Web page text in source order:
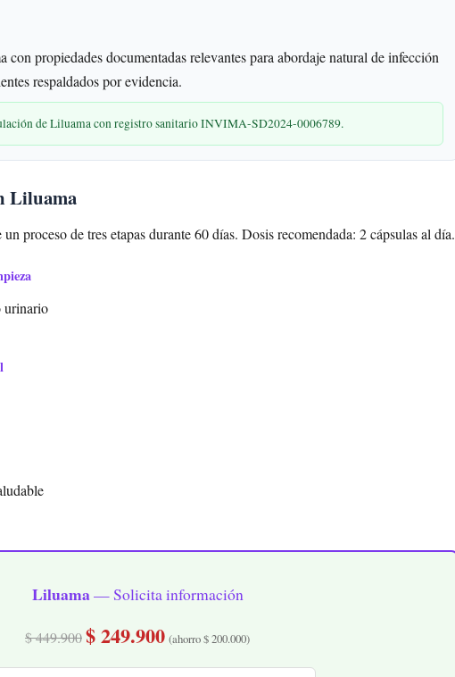
propiedades documentadas relevantes para abordaje natural de infección
respaldados por evidencia.
de Liluama con registro sanitario INVIMA-SD2024-0006789.
Liluama
proceso de tres etapas durante 60 días. Dosis recomendada: 2 cápsulas al día.
urinario
Liluama— Solicita información
$ 449.900$ 249.900 (ahorro $ 200.000)